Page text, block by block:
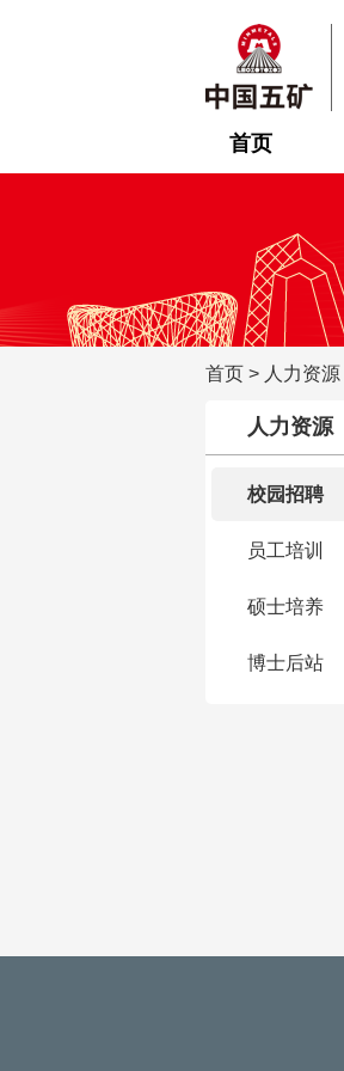
首页
首页 > 人力资源
人力资源
校园招聘
员工培训
硕士培养
博士后站